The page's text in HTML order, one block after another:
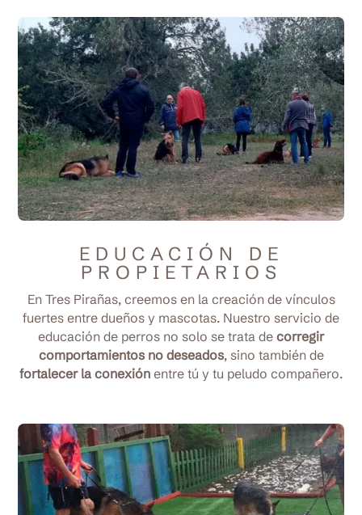
EDUCACIÓN DE
PROPIETARIOS
En Tres Pirañas, creemos en la creación de vínculos
fuertes entre dueños y mascotas. Nuestro servicio de
educación de perros no solo se trata de corregir
comportamientos no deseados, sino también de
fortalecer la conexión entre tú y tu peludo compañero.